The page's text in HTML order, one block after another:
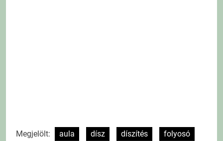
Megjelölt: aula dísz díszítés
folyosó